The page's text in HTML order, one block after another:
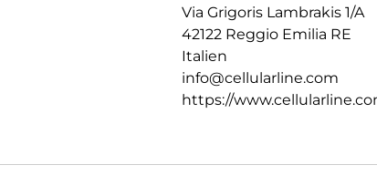
Via Grigoris Lambrakis 1/A
42122 Reggio Emilia RE
Italien
info@cellularline.com
https://